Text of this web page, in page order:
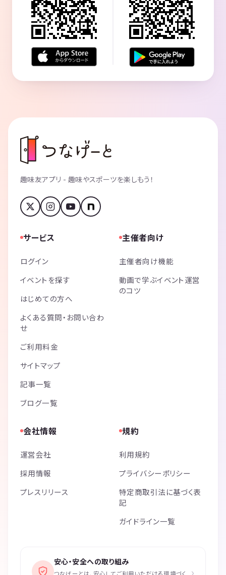
趣味友アプリ - 趣味やスポーツを楽しもう！
サービス
ログイン
イベントを探す
はじめての方へ
よくある質問・お問い合わ
せ
ご利用料金
サイトマップ
記事一覧
ブログ一覧
主催者向け
主催者向け機能
動画で学ぶイベント運営
のコツ
会社情報
運営会社
採用情報
プレスリリース
規約
利用規約
プライバシーポリシー
特定商取引法に基づく表
記
ガイドライン一覧
安心・安全への取り組み
›